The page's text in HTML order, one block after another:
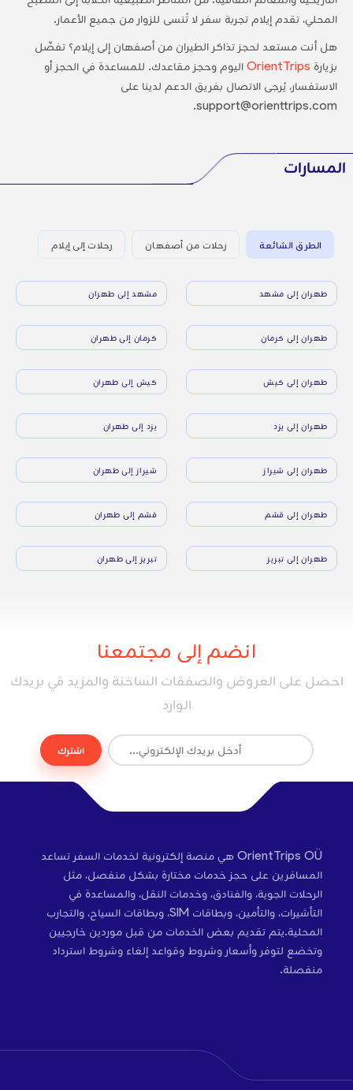
المحلي، تقدم إيلام تجربة سفر لا تُنسى للزوار من جميع الأعمار.
هل أنت مستعد لحجز تذاكر الطيران من أصفهان إلى إيلام؟ تفضّل
بزيارة OrientTripsاليوم وحجز مقاعدك. للمساعدة في الحجز أو
الاستفسار، يُرجى الاتصال بفريق الدعم لدينا على
support@orienttrips.com.
المسارات
الطرق الشائعة رحلات من أصفهان رحلات إلى إيلام
طهران إلى مشهد مشهد إلى طهران
طهران إلى كرمان كرمان إلى طهران
طهران إلى كيش كيش إلى طهران
طهران إلى يزد يزد إلى طهران
طهران إلى شيراز شيراز إلى طهران
طهران إلى قشم قشم إلى طهران
طهران إلى تبريز تبريز إلى طهران
انضم إلى مجتمعنا
احصل على العروض والصفقات الساخنة والمزيد في بريدك
الوارد
اشترك
OrientTrips OÜ هي منصة إلكترونية لخدمات السفر تساعد
المسافرين على حجز خدمات مختارة بشكل منفصل، مثل
الرحلات الجوية، والفنادق، وخدمات النقل، والمساعدة في
التأشيرات، والتأمين، وبطاقات SIM، وبطاقات السياح، والتجارب
المحلية.يتم تقديم بعض الخدمات من قبل موردين خارجيين
وتخضع لتوفر وأسعار وشروط وقواعد إلغاء وشروط استرداد
منفصلة.